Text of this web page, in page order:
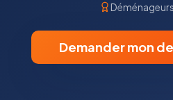
Demander mon